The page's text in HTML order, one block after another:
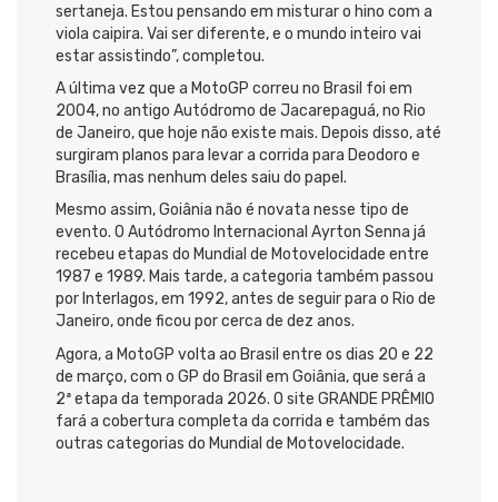
sertaneja. Estou pensando em misturar o hino com a
viola caipira. Vai ser diferente, e o mundo inteiro vai
estar assistindo”, completou.
A última vez que a MotoGP correu no Brasil foi em
2004, no antigo Autódromo de Jacarepaguá, no Rio
de Janeiro, que hoje não existe mais. Depois disso, até
surgiram planos para levar a corrida para Deodoro e
Brasília, mas nenhum deles saiu do papel.
Mesmo assim, Goiânia não é novata nesse tipo de
evento. O Autódromo Internacional Ayrton Senna já
recebeu etapas do Mundial de Motovelocidade entre
1987 e 1989. Mais tarde, a categoria também passou
por Interlagos, em 1992, antes de seguir para o Rio de
Janeiro, onde ficou por cerca de dez anos.
Agora, a MotoGP volta ao Brasil entre os dias 20 e 22
de março, com o GP do Brasil em Goiânia, que será a
2ª etapa da temporada 2026. O site GRANDE PRÊMIO
fará a cobertura completa da corrida e também das
outras categorias do Mundial de Motovelocidade.